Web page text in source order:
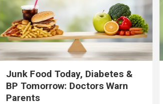
Junk Food Today, Diabetes &
BP Tomorrow: Doctors Warn
Parents